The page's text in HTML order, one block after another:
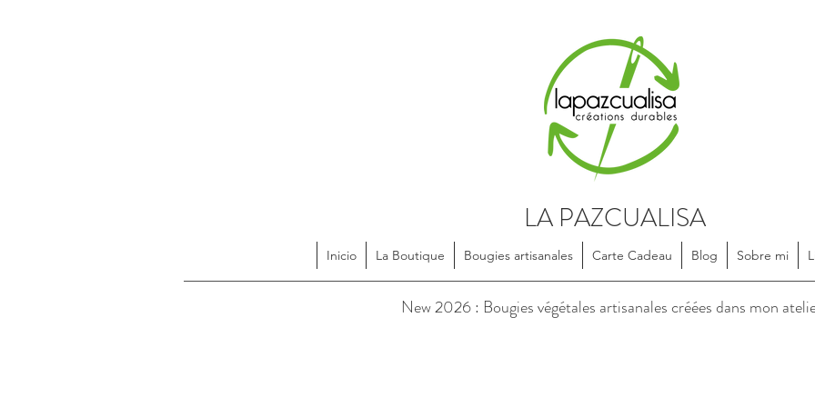
LA PAZCUALISA
Accessoires en textile, dessinés et confectionnés de manière artisanale,
Inicio La Boutique Bougies artisanales Carte Cadeau Blog Sobre mi
New 2026 : Bougies végétales artisanales créées dans mon